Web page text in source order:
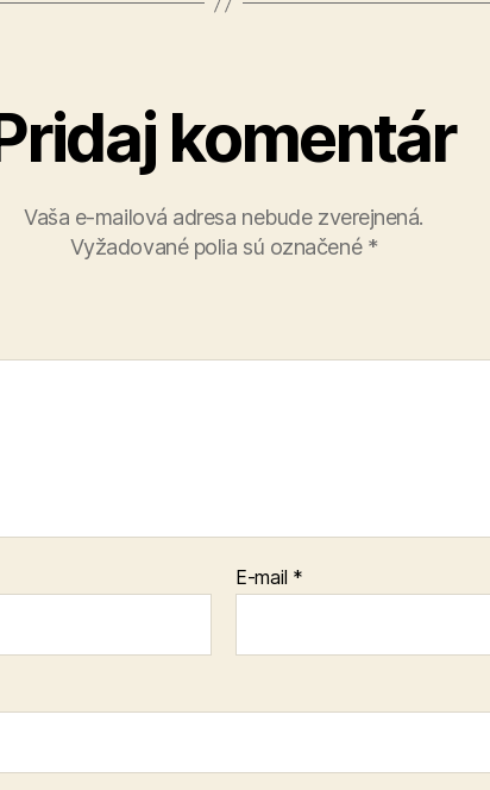
komentár
Vaša e-mailová adresa nebude zverejnená.
Vyžadované polia sú označené *
E-mail *